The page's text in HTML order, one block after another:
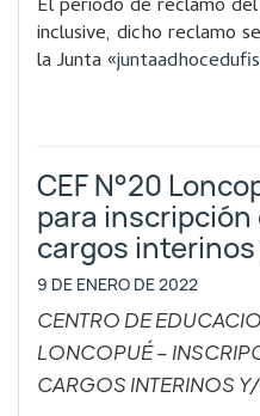
El período de reclamo
inclusive, dicho reclamo
la Junta «
CEF N°20
para
cargos
9 DE ENERO DE 2022
CENTRO DE
LONCOPUÉ –
CARGOS INTERINOS